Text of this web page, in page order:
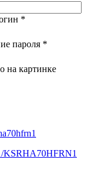
*
пароля *
на картинке
KSRHA70HFRN1